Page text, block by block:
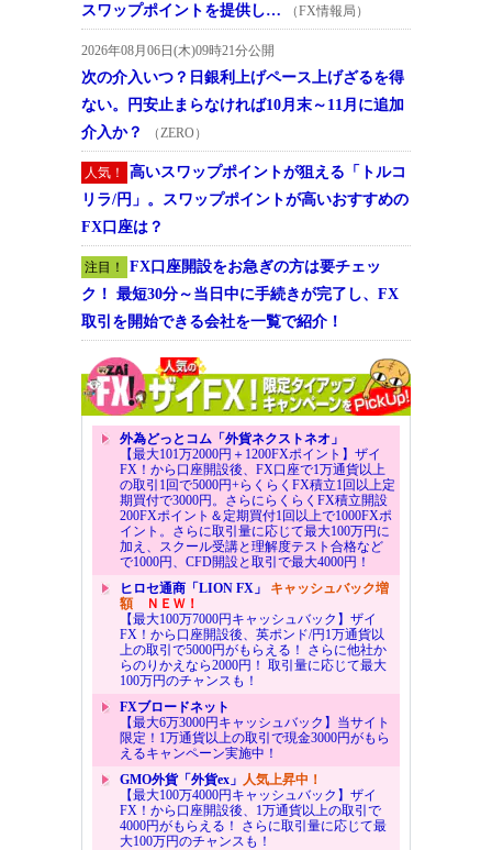
スワップポイントを提供し… （FX情報局）
2026年08月06日(木)09時21分公開
次の介入いつ？日銀利上げペース上げざるを得
ない。円安止まらなければ10月末～11月に追加
介入か？
（ZERO）
人気！
高いスワップポイントが狙える「トルコ
リラ/円」。スワップポイントが高いおすすめの
FX口座は？
注目！
FX口座開設をお急ぎの方は要チェッ
ク！ 最短30分～当日中に手続きが完了し、FX
取引を開始できる会社を一覧で紹介！
外為どっとコム「外貨ネクストネオ」
【最大101万2000円＋1200FXポイント】ザイ
FX！から口座開設後、FX口座で1万通貨以上
の取引1回で5000円+らくらくFX積立1回以上定
期買付で3000円。さらにらくらくFX積立開設
200FXポイント＆定期買付1回以上で1000FXポ
イント。さらに取引量に応じて最大100万円に
加え、スクール受講と理解度テスト合格など
で1000円、CFD開設と取引で最大4000円！
ヒロセ通商「LION FX」 キャッシュバック増
額ＮＥＷ！
【最大100万7000円キャッシュバック】ザイ
FX！から口座開設後、英ポンド/円1万通貨以
上の取引で5000円がもらえる！ さらに他社か
らのりかえなら2000円！ 取引量に応じて最大
100万円のチャンスも！
FXブロードネット
【最大6万3000円キャッシュバック】当サイト
限定！1万通貨以上の取引で現金3000円がもら
えるキャンペーン実施中！
GMO外貨「外貨ex」 人気上昇中！
【最大100万4000円キャッシュバック】ザイ
FX！から口座開設後、1万通貨以上の取引で
4000円がもらえる！ さらに取引量に応じて最
大100万円のチャンスも！